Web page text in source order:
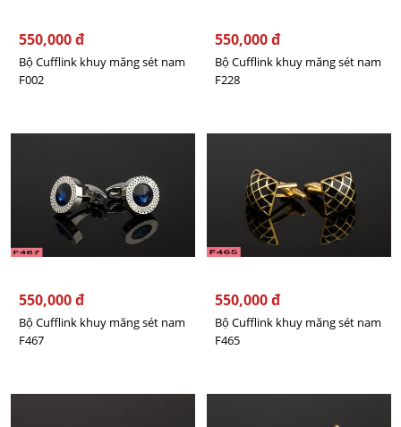
550,000 đ
Bộ Cufflink khuy măng sét nam
F002
550,000 đ
Bộ Cufflink khuy măng sét nam
F228
550,000 đ
Bộ Cufflink khuy măng sét nam
F467
550,000 đ
Bộ Cufflink khuy măng sét nam
F465